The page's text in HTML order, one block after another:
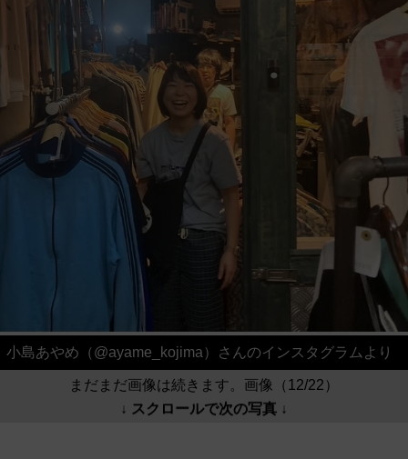
小島あやめ（@ayame_kojima）さんのインスタグラムより
まだまだ画像は続きます。画像（12/22）
↓ スクロールで次の写真 ↓